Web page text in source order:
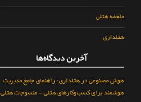
ملحفه هتلی
هتلداری
آخرین دیدگاه‌ها
هوش مصنوعی در هتلداری: راهنمای جامع مدیریت
هوشمند برای کسب‌وکارهای هتلی - منسوجات هتلی